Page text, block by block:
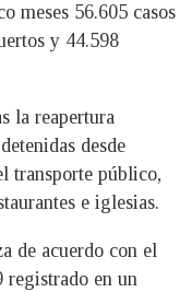
meses 56.605 casos
y 44.598
la reapertura
desde
transporte público,
e iglesias.
de acuerdo con el
en un